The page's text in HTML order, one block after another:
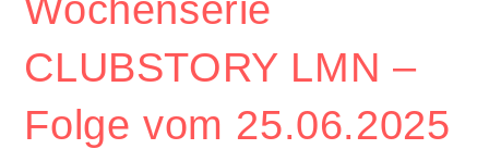
Wochenserie
CLUBSTORY LMN –
Folge vom 25.06.2025